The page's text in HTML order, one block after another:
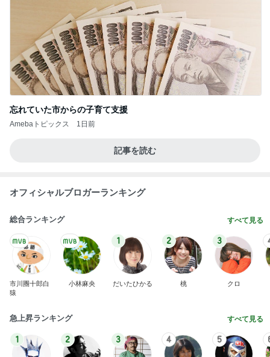
忘れていた市からの子育て支援
Amebaトピックス 1日前
記事を読む
オフィシャルブロガーランキング
総合ランキング すべて見る
市川團十郎白
猿
小林麻央
1
だいたひかる
2
桃
3
クロ
急上昇ランキング すべて見る
1 2 3 4 5